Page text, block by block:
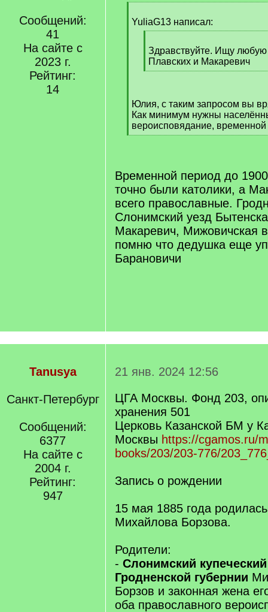
Сообщений:
41
На сайте с
2023 г.
Рейтинг:
14
q
YuliaG13 написал:
q
]
Здравствуйте. Ищу
Плавских и Макаревич
[
]
Юлия, с таким запросом вы
Как минимум нужны
вероисповядание, временной
[
Временной период до
точно были католики, а
всего православные.
Слонимский уезд
Макаревич, Мижовичская
помню что дедушка еще
Барановичи
Tanusya
Санкт-Петербург
Сообщений:
6377
На сайте с
2004 г.
Рейтинг:
947
21 янв. 2024 12:56
ЦГА Москвы. Фонд 203,
хранения 501
Церковь Казанской БМ у
Москвы https://cgamos.ru/
books/203/203-776/
Запись о рождении
15 мая 1885 года
Михайлова Борзова.
Родители:
- Слонимский
Гродненской губернии
Борзов и законная жена
оба православного